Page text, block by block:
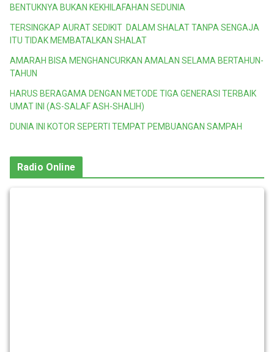
BENTUKNYA BUKAN KEKHILAFAHAN SEDUNIA
TERSINGKAP AURAT SEDIKIT DALAM SHALAT TANPA SENGAJA
ITU TIDAK MEMBATALKAN SHALAT
AMARAH BISA MENGHANCURKAN AMALAN SELAMA BERTAHUN-
TAHUN
HARUS BERAGAMA DENGAN METODE TIGA GENERASI TERBAIK
UMAT INI (AS-SALAF ASH-SHALIH)
DUNIA INI KOTOR SEPERTI TEMPAT PEMBUANGAN SAMPAH
Radio Online